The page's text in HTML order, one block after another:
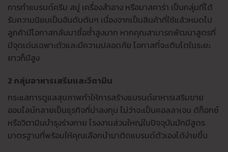
การทำแบรนด์ครีม สบู่ เครื่องสำอาง หรือมาสคาร่า เป็นกลุ่มที่ได้
รับความนิยมเป็นอันดับต้นๆ เนื่องจากเป็นสินค้าที่ใช้แล้วหมดไป
ลูกค้ามีโอกาสกลับมาซื้อซ้ำสูงมาก หากคุณสามารถพัฒนาสูตรที่
มีจุดเด่นเฉพาะตัวและมีความปลอดภัย โอกาสที่จะเติบโตในระยะ
ยาวก็มีสูง
2 กลุ่มอาหารเสริมและวิตามิน
กระแสการดูแลสุขภาพทำให้การสร้างแบรนด์อาหารเสริมขาย
ออนไลน์กลายเป็นธุรกิจที่น่าลงทุน ไม่ว่าจะเป็นคอลลาเจน ดีท็อกซ์
หรือวิตามินบำรุงร่างกาย โรงงานส่วนใหญ่ในปัจจุบันมักมีสูตร
มาตรฐานที่พร้อมให้คุณเลือกนำมาติดแบรนด์ตัวเองได้ง่ายขึ้น